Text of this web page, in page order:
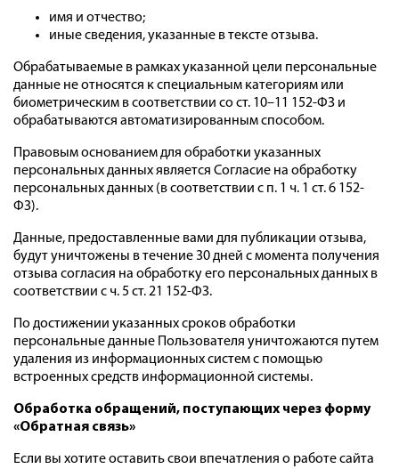
имя и отчество;
иные сведения, указанные в тексте отзыва.
Обрабатываемые в рамках указанной цели персональные
данные не относятся к специальным категориям или
биометрическим в соответствии со ст. 10–11 152-ФЗ и
обрабатываются автоматизированным способом.
Правовым основанием для обработки указанных
персональных данных является Согласие на обработку
персональных данных (в соответствии с п. 1 ч. 1 ст. 6 152-
ФЗ).
Данные, предоставленные вами для публикации отзыва,
будут уничтожены в течение 30 дней с момента получения
отзыва согласия на обработку его персональных данных в
соответствии с ч. 5 ст. 21 152-ФЗ.
По достижении указанных сроков обработки
персональные данные Пользователя уничтожаются путем
удаления из информационных систем с помощью
встроенных средств информационной системы.
Обработка обращений, поступающих через форму
«Обратная связь»
Если вы хотите оставить свои впечатления о работе сайта